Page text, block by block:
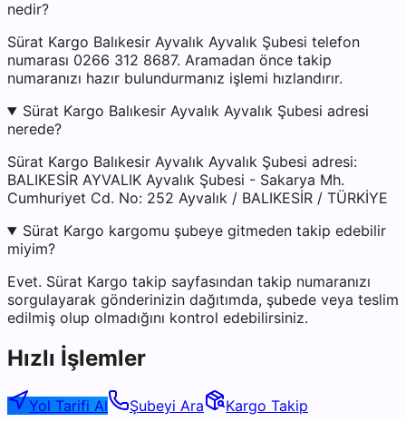
nedir?
Sürat Kargo Balıkesir Ayvalık Ayvalık Şubesi telefon
numarası 0266 312 8687. Aramadan önce takip
numaranızı hazır bulundurmanız işlemi hızlandırır.
Sürat Kargo Balıkesir Ayvalık Ayvalık Şubesi adresi
nerede?
Sürat Kargo Balıkesir Ayvalık Ayvalık Şubesi adresi:
BALIKESİR AYVALIK Ayvalık Şubesi - Sakarya Mh.
Cumhuriyet Cd. No: 252 Ayvalık / BALIKESİR / TÜRKİYE
Sürat Kargo kargomu şubeye gitmeden takip edebilir
miyim?
Evet. Sürat Kargo takip sayfasından takip numaranızı
sorgulayarak gönderinizin dağıtımda, şubede veya teslim
edilmiş olup olmadığını kontrol edebilirsiniz.
Hızlı İşlemler
Yol Tarifi Al Şubeyi Ara
Kargo Takip